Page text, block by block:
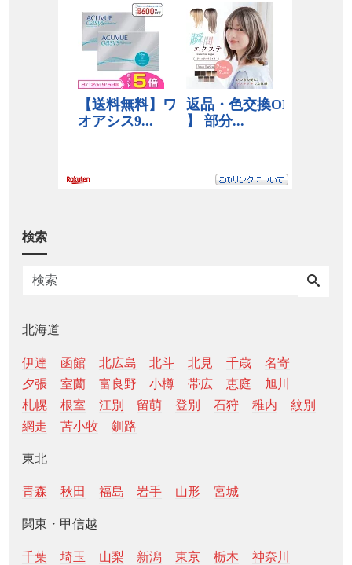
検索
北海道
伊達 函館 北広島 北斗 北見 千歳
名寄
夕張
室蘭 富良野 小樽 帯広 恵庭
旭川
札幌
根室 江別 留萌 登別 石狩 稚内
紋別
網走
苫小牧 釧路
東北
青森 秋田 福島 岩手 山形 宮城
関東・甲信越
千葉 埼玉 山梨 新潟 東京 栃木
神奈川